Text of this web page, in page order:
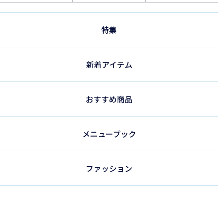
特集
新着アイテム
おすすめ商品
メニューブック
ファッション